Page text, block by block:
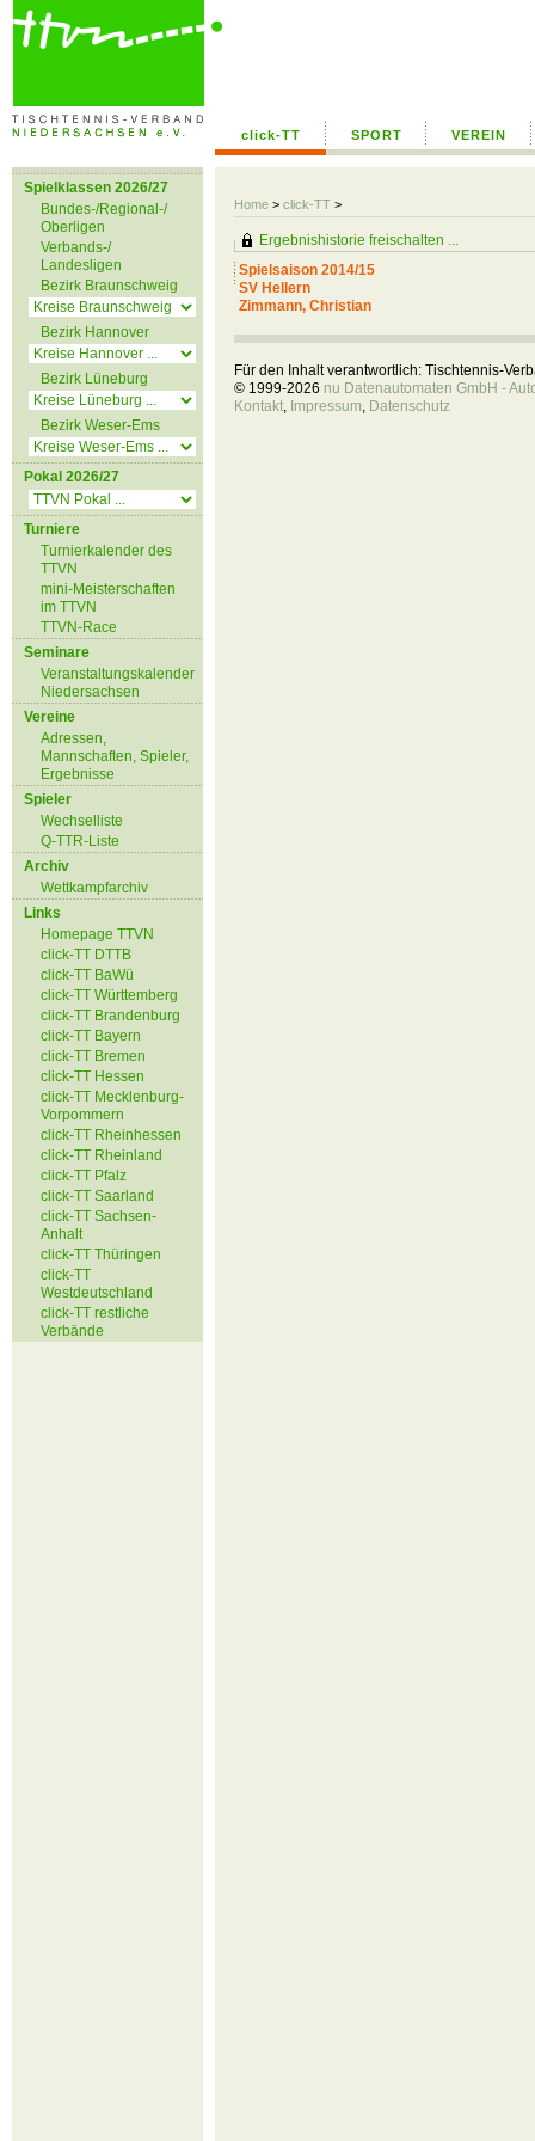
click-TT SPORT VEREIN
Home > click-TT >
Spielklassen 2026/27
Bundes-/Regional-/
Oberligen
Verbands-/
Landesligen
Bezirk Braunschweig
Bezirk Hannover
Bezirk Lüneburg
Bezirk Weser-Ems
Pokal 2026/27
Turniere
Turnierkalender des
TTVN
mini-Meisterschaften
im TTVN
TTVN-Race
Seminare
Veranstaltungskalender
Niedersachsen
Vereine
Adressen,
Mannschaften, Spieler,
Ergebnisse
Spieler
Wechselliste
Q-TTR-Liste
Archiv
Wettkampfarchiv
Links
Homepage TTVN
click-TT DTTB
click-TT BaWü
click-TT Württemberg
click-TT Brandenburg
click-TT Bayern
click-TT Bremen
click-TT Hessen
click-TT Mecklenburg-
Vorpommern
click-TT Rheinhessen
click-TT Rheinland
click-TT Pfalz
click-TT Saarland
click-TT Sachsen-
Anhalt
click-TT Thüringen
click-TT
Westdeutschland
click-TT restliche
Verbände
Ergebnishistorie freischalten ...
Spielsaison 2014/15
SV Hellern
Zimmann, Christian
Für den Inhalt verantwortlich: Tischtennis-
© 1999-2026 nu Datenautomaten GmbH -
Kontakt, Impressum, Datenschutz